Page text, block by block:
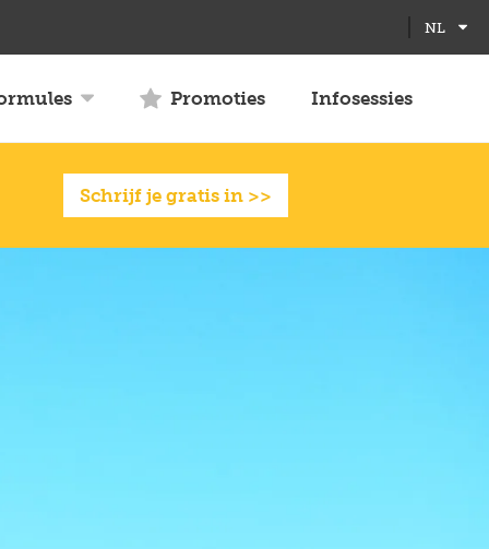
NL
Promoties Infosessies
Schrijf je gratis in >>
screen